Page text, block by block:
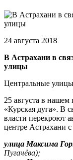
24 августа 2018
В Астрахани в
улицы
Центральные
25 августа в нашем
«Курская дуга». В
власти перекроют
центре Астрахани
улица Максима
Пугачёва);